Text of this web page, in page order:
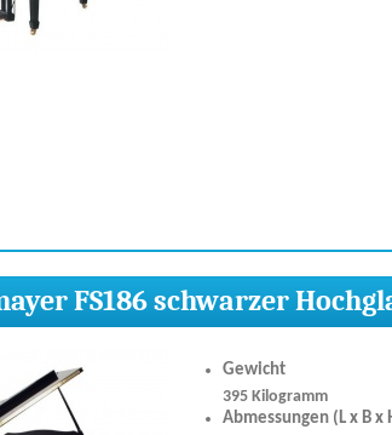
FS186 schwarzer
Gewicht
395 Kilogramm
Abmessungen (L x B x